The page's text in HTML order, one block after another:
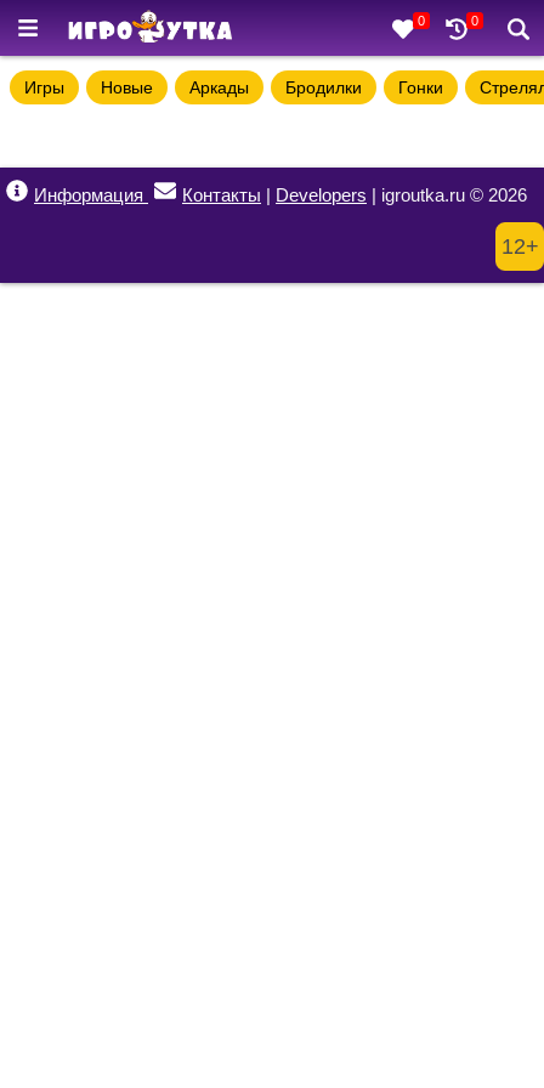
0 0
Игры Новые Аркады Бродилки Гонки
Информация Контакты | Developers | igroutka.ru © 2026
12+